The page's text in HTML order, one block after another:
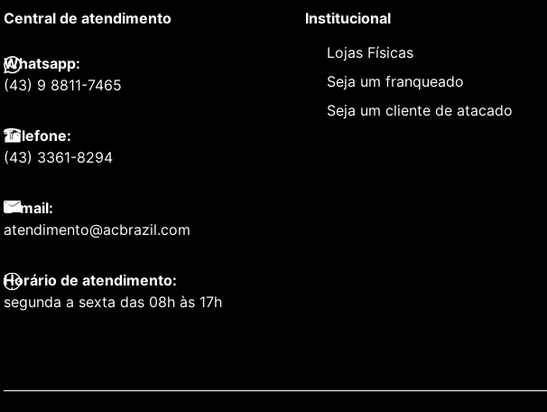
Central de atendimento
Whatsapp:
(43) 9 8811-7465
Telefone:
(43) 3361-8294
E-mail:
atendimento@acbrazil.com
Horário de atendimento:
segunda a sexta das 08h às 17h
Institucional
Lojas Físicas
Seja um franqueado
Seja um cliente de atacado